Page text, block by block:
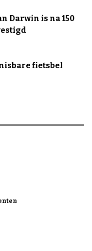
Darwin is na 150
fietsbel